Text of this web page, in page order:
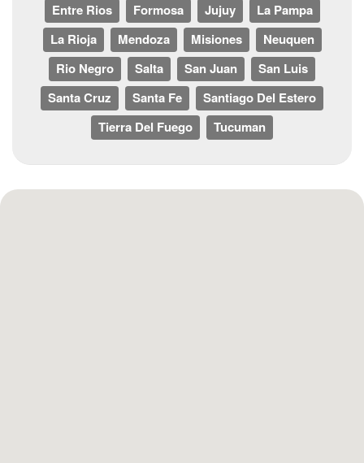
Entre Rios
Formosa Jujuy
La Pampa
La Rioja
Mendoza Misiones
Neuquen
Rio Negro
Salta San Juan
San Luis
Santa Cruz
Santa Fe
Santiago Del Estero
Tierra Del Fuego
Tucuman